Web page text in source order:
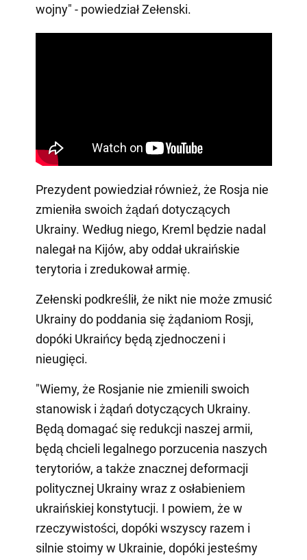
wojny" - powiedział Zełenski.
Prezydent powiedział również, że Rosja nie
zmieniła swoich żądań dotyczących
Ukrainy. Według niego, Kreml będzie nadal
nalegał na Kijów, aby oddał ukraińskie
terytoria i zredukował armię.
Zełenski podkreślił, że nikt nie może zmusić
Ukrainy do poddania się żądaniom Rosji,
dopóki Ukraińcy będą zjednoczeni i
nieugięci.
"Wiemy, że Rosjanie nie zmienili swoich
stanowisk i żądań dotyczących Ukrainy.
Będą domagać się redukcji naszej armii,
będą chcieli legalnego porzucenia naszych
terytoriów, a także znacznej deformacji
politycznej Ukrainy wraz z osłabieniem
ukraińskiej konstytucji. I powiem, że w
rzeczywistości, dopóki wszyscy razem i
silnie stoimy w Ukrainie, dopóki jesteśmy